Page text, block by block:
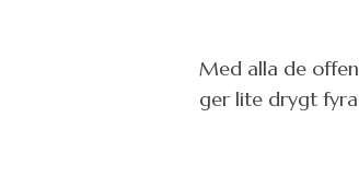
Med alla de
ger lite drygt